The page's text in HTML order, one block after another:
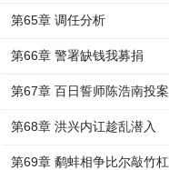
第65章 调任分析
第66章 警署缺钱我募捐
第67章 百日誓师陈浩南投案
第68章 洪兴内讧趁乱潜入
第69章 鹬蚌相争比尔敲竹杠